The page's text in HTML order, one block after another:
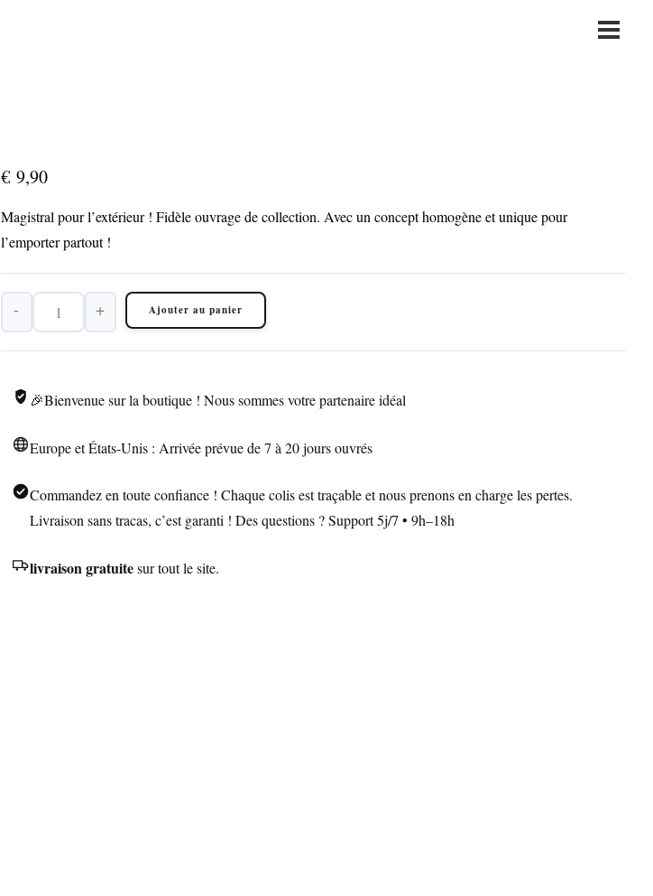
Main
€9,90
Magistral pour l’extérieur ! Fidèle ouvrage de collection. Avec un concept homogène et unique pour
l’emporter partout !
d'Allumage
Survie
- + Ajouter au panier
🎉Bienvenue sur la boutique ! Nous sommes votre partenaire idéal
Europe et États-Unis : Arrivée prévue de 7 à 20 jours ouvrés
Commandez en toute confiance ! Chaque colis est traçable et nous prenons en charge les pertes.
Livraison sans tracas, c’est garanti ! Des questions ? Support 5j/7 • 9h–18h
livraison gratuitesur tout le site.